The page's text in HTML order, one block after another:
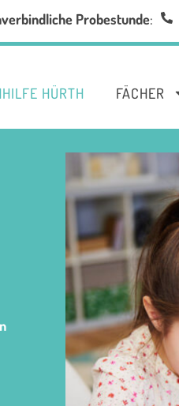
Probestunde:
HÜRTH FÄCHER